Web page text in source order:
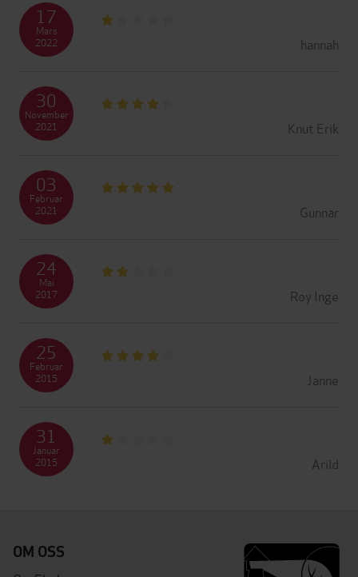
hannah
17
Mars
2022
Knut Erik
30
November
2021
Gunnar
03
Februar
2021
Roy Inge
24
Mai
2017
Janne
25
Februar
2015
Arild
31
Januar
2015
OM OSS